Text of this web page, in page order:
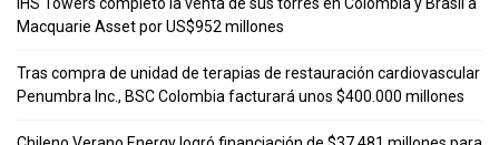
Macquarie Asset por US$952 millones
Tras compra de unidad de terapias de restauración cardiovascular
Penumbra Inc., BSC Colombia facturará unos $400.000 millones